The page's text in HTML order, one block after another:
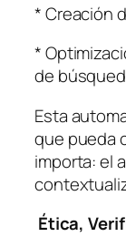
* Creación
*
de
Esta
que pueda
importa: el
Ética,